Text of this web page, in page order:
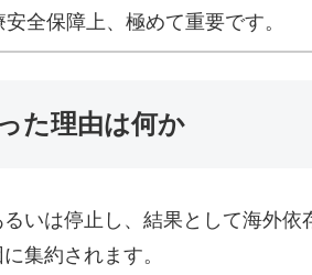
全保障上、極めて重要です。
た理由は何か
は停止し、結果として海外依
集約されます。